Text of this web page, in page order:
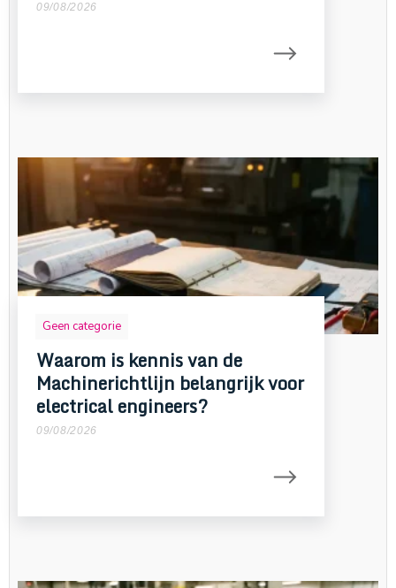
09/08/2026
Geen categorie
Waarom is kennis van de
Machinerichtlijn belangrijk voor
electrical engineers?
09/08/2026